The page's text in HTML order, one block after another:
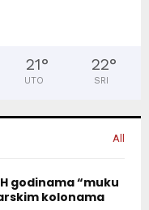
21°
UTO
22°
SRI
All
godinama “muku
kolonama